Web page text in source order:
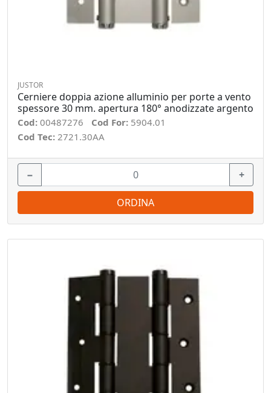
JUSTOR
Cerniere doppia azione alluminio per porte a vento
spessore 30 mm. apertura 180° anodizzate argento
Cod: 00487276 Cod For: 5904.01
Cod Tec: 2721.30AA
− +
ORDINA